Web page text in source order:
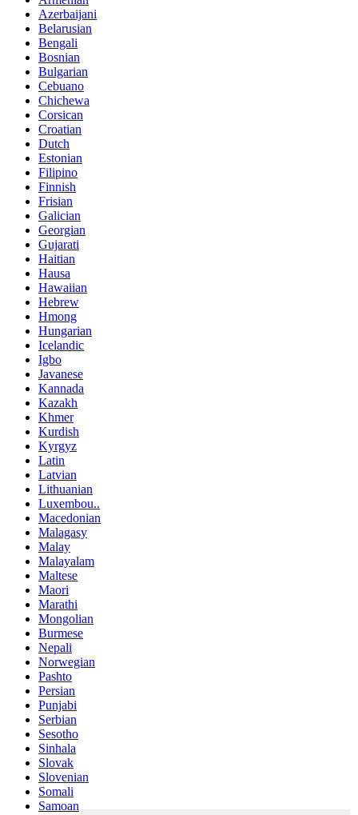
Azerbaijani
Belarusian
Bengali
Bosnian
Bulgarian
Cebuano
Chichewa
Corsican
Croatian
Dutch
Estonian
Filipino
Finnish
Frisian
Galician
Georgian
Gujarati
Haitian
Hausa
Hawaiian
Hebrew
Hmong
Hungarian
Icelandic
Igbo
Javanese
Kannada
Kazakh
Khmer
Kurdish
Kyrgyz
Latin
Latvian
Lithuanian
Luxembou..
Macedonian
Malagasy
Malay
Malayalam
Maltese
Maori
Marathi
Mongolian
Burmese
Nepali
Norwegian
Pashto
Persian
Punjabi
Serbian
Sesotho
Sinhala
Slovak
Slovenian
Somali
Samoan